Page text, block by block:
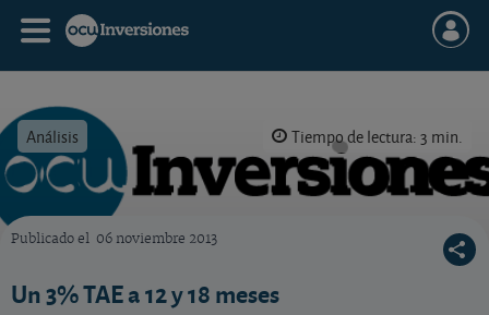
Análisis Tiempo de lectura: 3 min.
Publicado el 06 noviembre 2013
Un 3% TAE a 12 y 18 meses